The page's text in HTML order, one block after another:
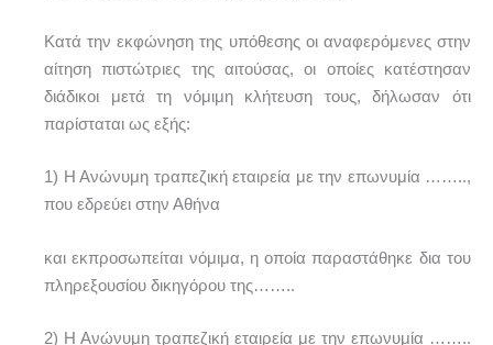
Κατά την εκφώνηση της υπόθεσης οι αναφερόμενες στην
αίτηση πιστώτριες της αιτούσας, οι οποίες κατέστησαν
διάδικοι μετά τη νόμιμη κλήτευση τους, δήλωσαν ότι
παρίσταται ως εξής:
1) Η Ανώνυμη τραπεζική εταιρεία με την επωνυμία ……..,
που εδρεύει στην Αθήνα
και εκπροσωπείται νόμιμα, η οποία παραστάθηκε δια του
πληρεξουσίου δικηγόρου της……..
2) Η Ανώνυμη τραπεζική εταιρεία με την επωνυμία ……..